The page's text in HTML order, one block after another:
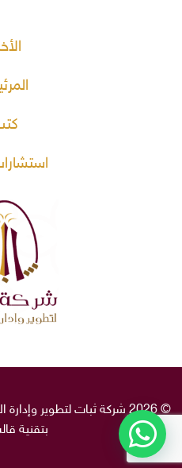
© 2026 شركة ثبات لتطوير
بتقنية